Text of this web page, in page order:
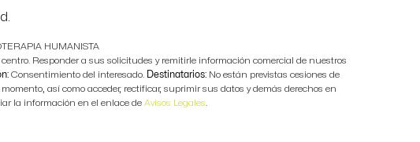
HUMANISTA
Responder a sus solicitudes y remitirle información comercial de nuestros
Consentimiento del interesado. Destinatarios: No están previstas cesiones de
así como acceder, rectificar, suprimir sus datos y demás derechos en
la información en el enlace deAvisos Legales